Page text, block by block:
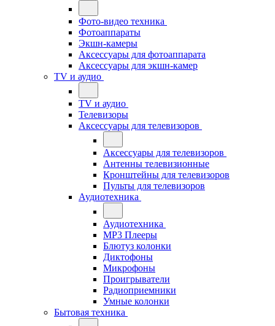
Фото-видео техника
Фотоаппараты
Экшн-камеры
Аксессуары для фотоаппарата
Аксессуары для экшн-камер
TV и аудио
TV и аудио
Телевизоры
Аксессуары для телевизоров
Аксессуары для телевизоров
Антенны телевизионные
Кронштейны для телевизоров
Пульты для телевизоров
Аудиотехника
Аудиотехника
MP3 Плееры
Блютуз колонки
Диктофоны
Микрофоны
Проигрыватели
Радиоприемники
Умные колонки
Бытовая техника